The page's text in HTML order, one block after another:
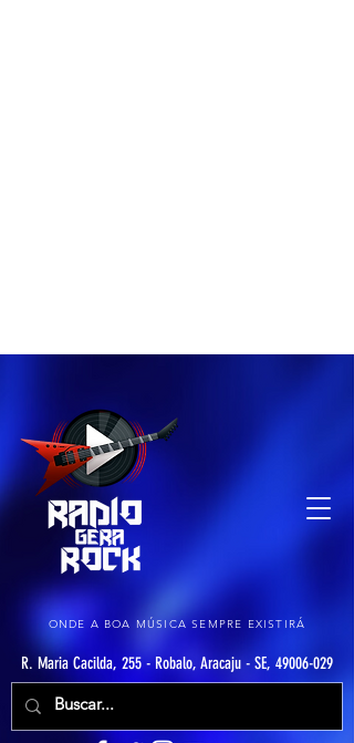
ONDE A BOA MÚSICA SEMPRE EXISTIRÁ
R. Maria Cacilda, 255 - Robalo, Aracaju - SE, 49006-029